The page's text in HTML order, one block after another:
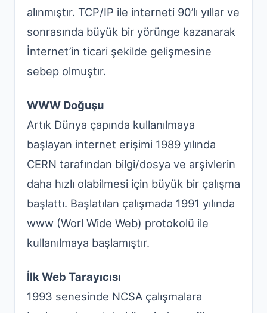
alınmıştır. TCP/IP ile interneti 90’lı yıllar ve
sonrasında büyük bir yörünge kazanarak
İnternet’in ticari şekilde gelişmesine
sebep olmuştır.
WWW Doğuşu
Artık Dünya çapında kullanılmaya
başlayan internet erişimi 1989 yılında
CERN tarafından bilgi/dosya ve arşivlerin
daha hızlı olabilmesi için büyük bir çalışma
başlattı. Başlatılan çalışmada 1991 yılında
www (Worl Wide Web) protokolü ile
kullanılmaya başlamıştır.
İlk Web Tarayıcısı
1993 senesinde NCSA çalışmalara